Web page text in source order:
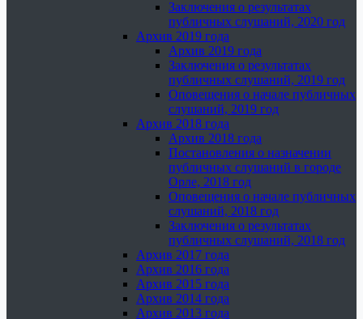
Заключения о результатах
публичных слушаний, 2020 год
Архив 2019 года
Архив 2019 года
Заключения о результатах
публичных слушаний, 2019 год
Оповещения о начале публичных
слушаний, 2019 год
Архив 2018 года
Архив 2018 года
Постановления о назначении
публичных слушаний в городе
Орле, 2018 год
Оповещения о начале публичных
слушаний, 2018 год
Заключения о результатах
публичных слушаний, 2018 год
Архив 2017 года
Архив 2016 года
Архив 2015 года
Архив 2014 года
Архив 2013 года